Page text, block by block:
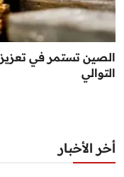
التوالي
أخر الأخبار